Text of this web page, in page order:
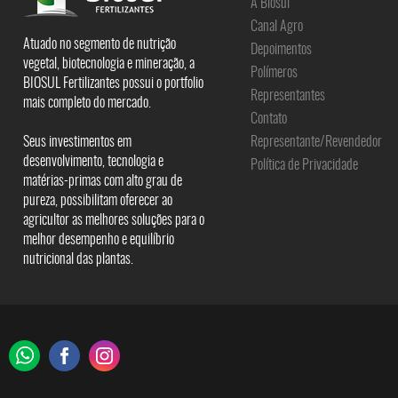
Atuado no segmento de nutrição
vegetal, biotecnologia e mineração, a
BIOSUL Fertilizantes possui o portfolio
mais completo do mercado.
Seus investimentos em
desenvolvimento, tecnologia e
matérias-primas com alto grau de
pureza, possibilitam oferecer ao
agricultor as melhores soluções para o
melhor desempenho e equilíbrio
nutricional das plantas.
A Biosul
Canal Agro
Depoimentos
Polímeros
Representantes
Contato
Representante/Revendedor
Política de Privacidade